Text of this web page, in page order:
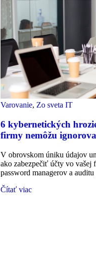
Varovanie, Zo sveta IT
6 kybernetických
firmy nemôžu
V obrovskom úniku údajov
ako zabezpečiť účty vo vašej
password managerov a
Čítať viac